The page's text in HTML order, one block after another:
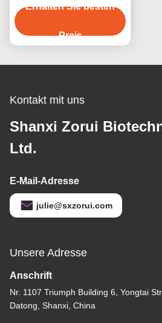
SDIC-
Schwimmbädern
Erhalten Sie besten
Preis
Kontakt mit uns
Shanxi Zorui
Ltd.
E-Mail-Adresse
julie@sxzorui.com
Unsere Adresse
Anschrift
Nr. 1107 Triumph Building 6, Yongtai
Datong, Shanxi, China